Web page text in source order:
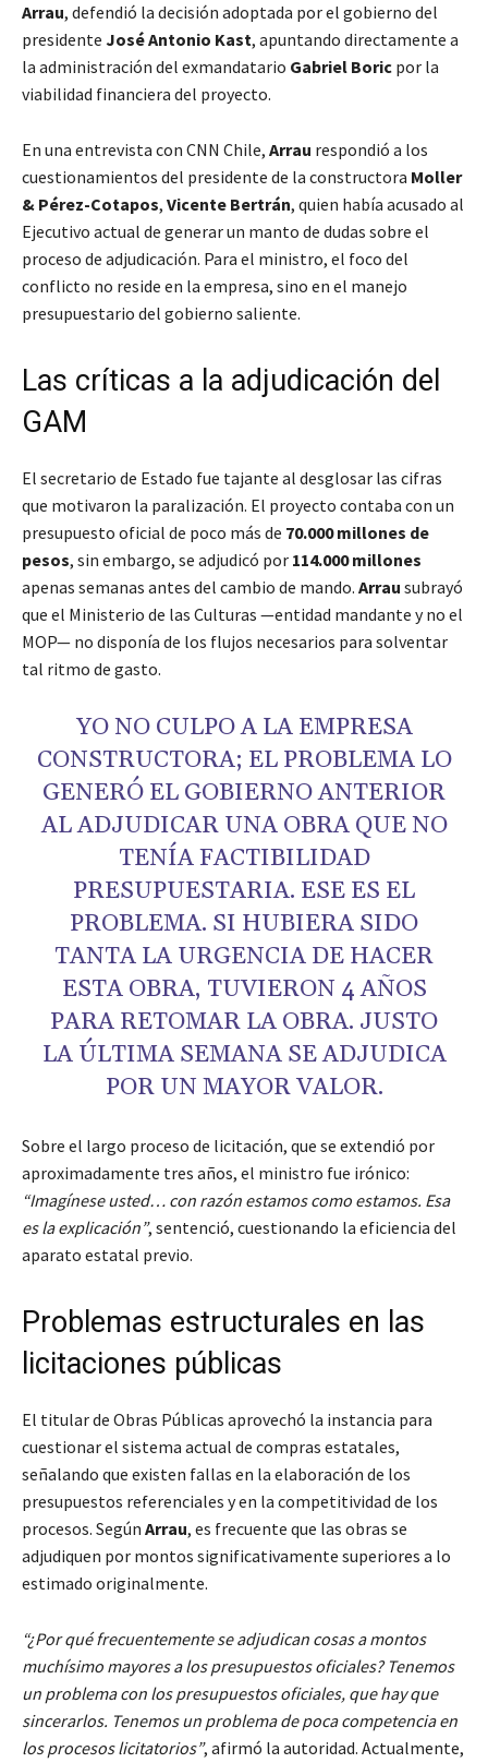
Arrau, defendió la decisión adoptada por el gobierno del
presidente José Antonio Kast, apuntando directamente a
la administración del exmandatario Gabriel Boric por la
viabilidad financiera del proyecto.
En una entrevista con CNN Chile, Arrau respondió a los
cuestionamientos del presidente de la constructora Moller
& Pérez-Cotapos, Vicente Bertrán, quien había acusado al
Ejecutivo actual de generar un manto de dudas sobre el
proceso de adjudicación. Para el ministro, el foco del
conflicto no reside en la empresa, sino en el manejo
presupuestario del gobierno saliente.
Las críticas a la adjudicación del
GAM
El secretario de Estado fue tajante al desglosar las cifras
que motivaron la paralización. El proyecto contaba con un
presupuesto oficial de poco más de 70.000 millones de
pesos, sin embargo, se adjudicó por 114.000 millones
apenas semanas antes del cambio de mando. Arrau subrayó
que el Ministerio de las Culturas —entidad mandante y no el
MOP— no disponía de los flujos necesarios para solventar
tal ritmo de gasto.
YO NO CULPO A LA EMPRESA
CONSTRUCTORA; EL PROBLEMA LO
GENERÓ EL GOBIERNO ANTERIOR
AL ADJUDICAR UNA OBRA QUE NO
TENÍA FACTIBILIDAD
PRESUPUESTARIA. ESE ES EL
PROBLEMA. SI HUBIERA SIDO
TANTA LA URGENCIA DE HACER
ESTA OBRA, TUVIERON 4 AÑOS
PARA RETOMAR LA OBRA. JUSTO
LA ÚLTIMA SEMANA SE ADJUDICA
POR UN MAYOR VALOR.
Sobre el largo proceso de licitación, que se extendió por
aproximadamente tres años, el ministro fue irónico:
“Imagínese usted… con razón estamos como estamos. Esa
es la explicación”, sentenció, cuestionando la eficiencia del
aparato estatal previo.
Problemas estructurales en las
licitaciones públicas
El titular de Obras Públicas aprovechó la instancia para
cuestionar el sistema actual de compras estatales,
señalando que existen fallas en la elaboración de los
presupuestos referenciales y en la competitividad de los
procesos. Según Arrau, es frecuente que las obras se
adjudiquen por montos significativamente superiores a lo
estimado originalmente.
“¿Por qué frecuentemente se adjudican cosas a montos
muchísimo mayores a los presupuestos oficiales? Tenemos
un problema con los presupuestos oficiales, que hay que
sincerarlos. Tenemos un problema de poca competencia en
los procesos licitatorios”, afirmó la autoridad. Actualmente,